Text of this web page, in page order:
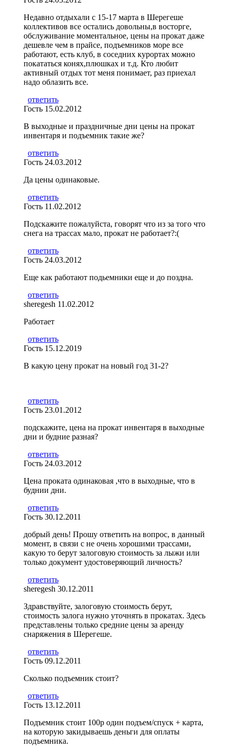
Недавно отдыхали с 15-17 марта в Шерегеше
коллективов все остались довольны,в восторге,
обслуживание моментальное, цены на прокат даже
дешевле чем в прайсе, подъемников море все
работают, есть клуб, в соседних курортах можно
покататься конях,плюшках и т.д. Кто любит
активный отдых тот меня понимает, раз приехал
надо облазить все.
ответить
Гость 15.02.2012
В выходные и праздничные дни цены на прокат
инвентаря и подъемник такие же?
ответить
Гость 24.03.2012
Да цены одинаковые.
ответить
Гость 11.02.2012
Подскажите пожалуйста, говорят что из за того что
снега на трассах мало, прокат не работает?:(
ответить
Гость 24.03.2012
Еще как работают подьемники еще и до поздна.
ответить
sheregesh 11.02.2012
Работает
ответить
Гость 15.12.2019
В какую цену прокат на новый год 31-2?
ответить
Гость 23.01.2012
подскажите, цена на прокат инвентаря в выходные
дни и будние разная?
ответить
Гость 24.03.2012
Цена проката одинаковая ,что в выходные, что в
буднии дни.
ответить
Гость 30.12.2011
добрый день! Прошу ответить на вопрос, в данный
момент, в связи с не очень хорошими трассами,
какую то берут залоговую стоимость за лыжи или
только документ удостоверяющий личность?
ответить
sheregesh 30.12.2011
Здравствуйте, залоговую стоимость берут,
стоимость залога нужно уточнять в прокатах. Здесь
представлены только средние цены за аренду
снаряжения в Шерегеше.
ответить
Гость 09.12.2011
Сколько подъемник стоит?
ответить
Гость 13.12.2011
Подъемник стоит 100р один подъем/спуск + карта,
на которую закидываешь деньги для оплаты
подъемника.